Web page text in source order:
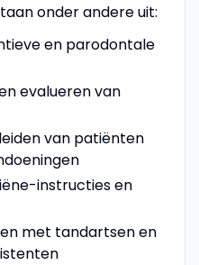
onder andere uit:
en parodontale
evalueren van
van patiënten
instructies en
met tandartsen en